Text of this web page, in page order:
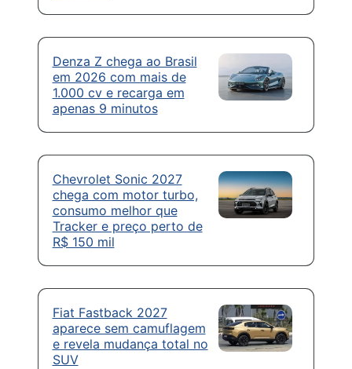
Denza Z chega ao Brasil
em 2026 com mais de
1.000 cv e recarga em
apenas 9 minutos
Chevrolet Sonic 2027
chega com motor turbo,
consumo melhor que
Tracker e preço perto de
R$ 150 mil
Fiat Fastback 2027
aparece sem camuflagem
e revela mudança total no
SUV